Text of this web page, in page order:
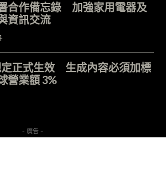
合作備忘錄 加強家用電器及
資訊交流
定正式生效 生成內容必須加標
營業額 3%
- 廣告 -